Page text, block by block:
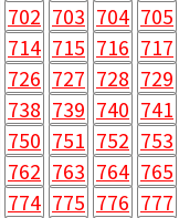
702 703 704 705
714 715 716 717
726 727 728 729
738 739 740 741
750 751 752 753
762 763 764 765
774 775 776 777